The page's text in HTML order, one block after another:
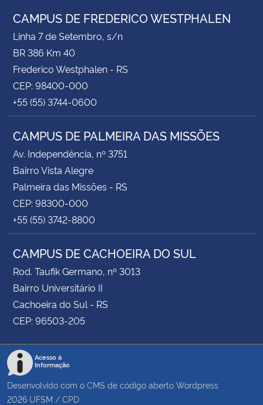
CAMPUS DE FREDERICO WESTPHALEN
Linha 7 de Setembro, s/n
BR 386 Km 40
Frederico Westphalen - RS
CEP: 98400-000
+55 (55) 3744-0600
CAMPUS DE PALMEIRA DAS MISSÕES
Av. Independência, nº 3751
Bairro Vista Alegre
Palmeira das Missões - RS
CEP: 98300-000
+55 (55) 3742-8800
CAMPUS DE CACHOEIRA DO SUL
Rod. Taufik Germano, nº 3013
Bairro Universitário II
Cachoeira do Sul - RS
CEP: 96503-205
Acesso à
Informação
Desenvolvido com o CMS de código aberto Wordpress
2026 UFSM / CPD